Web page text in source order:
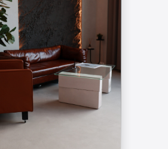
солнечный зал
площадью
зоной интерьера
3
импульсного света
Profoto D1
в стоимость
аренды